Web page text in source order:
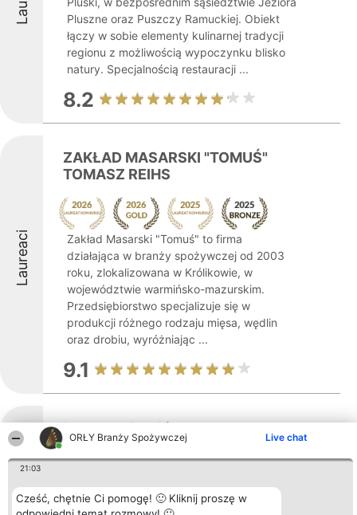
ORŁY Branży Spożywczej Live chat
21:03
Cześć, chętnie Ci pomogę! 🙂 Kliknij proszę w
Pluszne oraz Puszczy Ramuckiej. Obiekt
łączy w sobie elementy kulinarnej tradycji
regionu z możliwością wypoczynku blisko
natury. Specjalnością restauracji ...
8.2
Laureaci
ZAKŁAD MASARSKI "TOMUŚ"
TOMASZ REIHS
Zakład Masarski "Tomuś" to firma
działająca w branży spożywczej od 2003
roku, zlokalizowana w Królikowie, w
województwie warmińsko-mazurskim.
Przedsiębiorstwo specjalizuje się w
produkcji różnego rodzaju mięsa, wędlin
oraz drobiu, wyróżniając ...
9.1
Domowe Smaki
Położona w Barczewie przy Osiedlu
Słoneczne 2D restauracja Domowe Smaki